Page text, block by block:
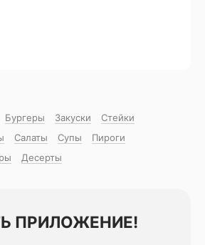
Бургеры Закуски
Стейки
Салаты Супы
Пироги
Десерты
ПРИЛОЖЕНИЕ!